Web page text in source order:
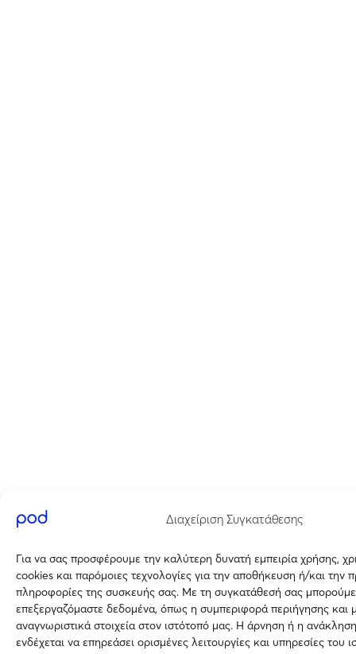
Διαχείριση Συγκατάθεσης
Για να σας προσφέρουμε την καλύτερη δυνατή εμπειρία χρήσης,
cookies και παρόμοιες τεχνολογίες για την αποθήκευση ή/και την
πληροφορίες της συσκευής σας. Με τη συγκατάθεσή σας
επεξεργαζόμαστε δεδομένα, όπως η συμπεριφορά περιήγησης και
αναγνωριστικά στοιχεία στον ιστότοπό μας. Η άρνηση ή η
ενδέχεται να επηρεάσει ορισμένες λειτουργίες και υπηρεσίες του